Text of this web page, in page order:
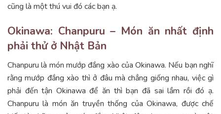
cũng là một thú vui đó các bạn ạ.
Okinawa: Chanpuru – Món ăn nhất định
phải thử ở Nhật Bản
Chanpuru là món mướp đắng xào của Okinawa. Nếu bạn nghĩ
rằng mướp đắng xào thì ở đâu mà chẳng giống nhau, việc gì
phải đến tận Okinawa để ăn thì bạn đã sai lầm rồi đó ạ.
Chanpuru là món ăn truyền thống của Okinawa, được chế